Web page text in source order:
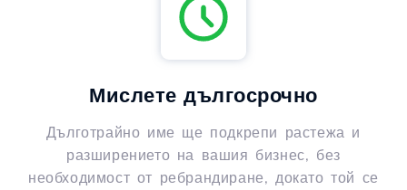
Мислете дългосрочно
Дълготрайно име ще подкрепи растежа и
разширението на вашия бизнес, без
необходимост от ребрандиране, докато той се